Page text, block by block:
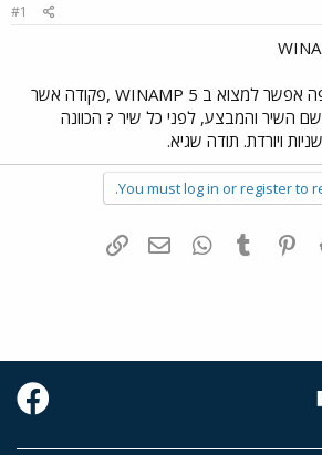
#1
היי. אולי מישהו יודע איפה אפשר למצוא ב WINAMP 5 ,פקודה אשר
השיר והמבצע, לפני כל שיר ? הכוונה
ויורדת. תודה שגיא.
You must log in or register to
Reddit
Pinterest
Tumblr
WhatsAppדואר אלקטרוני